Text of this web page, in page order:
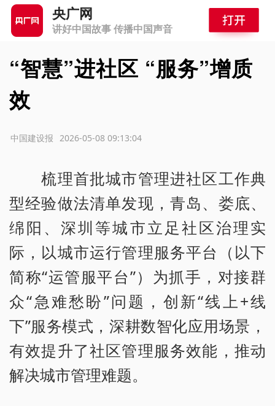
央广网
讲好中国故事 传播中国声音
“智慧”进社区 “服务”增质
效
2026-05-08 09:13:04
中国建设报
梳理首批城市管理进社区工作典
型经验做法清单发现，青岛、娄底、
绵阳、深圳等城市立足社区治理实
际，以城市运行管理服务平台（以下
简称“运管服平台”）为抓手，对接群
众“急难愁盼”问题，创新“线上+线
下”服务模式，深耕数智化应用场景，
有效提升了社区管理服务效能，推动
解决城市管理难题。